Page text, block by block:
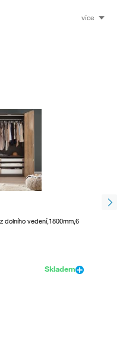
více
dolního vedení,1800mm,6
Skladem
534461